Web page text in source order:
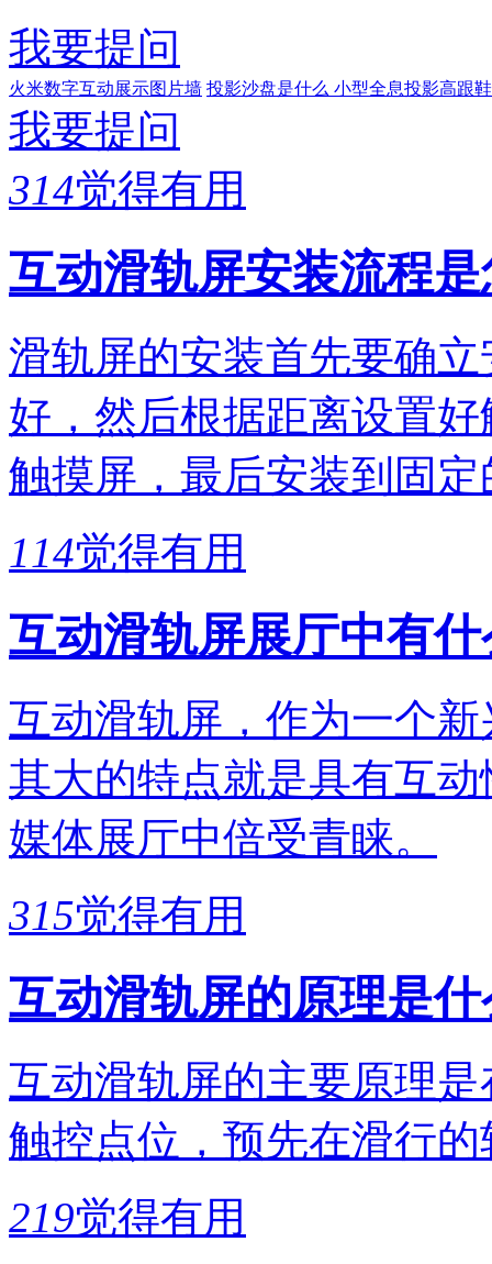
我要提问
火米数字互动展示图片墙 投影沙盘是什么 小型全息投影高跟
我要提问
314觉得有用
互动滑轨屏安装流程
滑轨屏的安装首先要确
好，然后根据距离设置
触摸屏，最后安装到固
114觉得有用
互动滑轨屏展厅中有
互动滑轨屏，作为一个
其大的特点就是具有互
媒体展厅中倍受青睐。
315觉得有用
互动滑轨屏的原理是什
互动滑轨屏的主要原理
触控点位，预先在滑行
219觉得有用